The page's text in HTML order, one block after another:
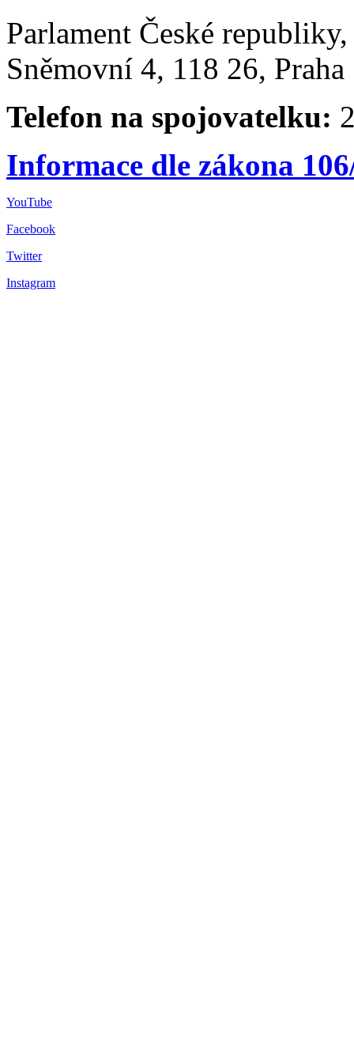
Parlament České
Sněmovní 4, 118 26,
Telefon na spojovatelku:
Informace dle zákona
YouTube
Facebook
Twitter
Instagram